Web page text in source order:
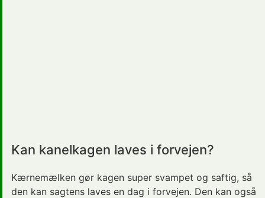
Kan kanelkagen laves i forvejen?
Kærnemælken gør kagen super svampet og saftig, så
den kan sagtens laves en dag i forvejen. Den kan også